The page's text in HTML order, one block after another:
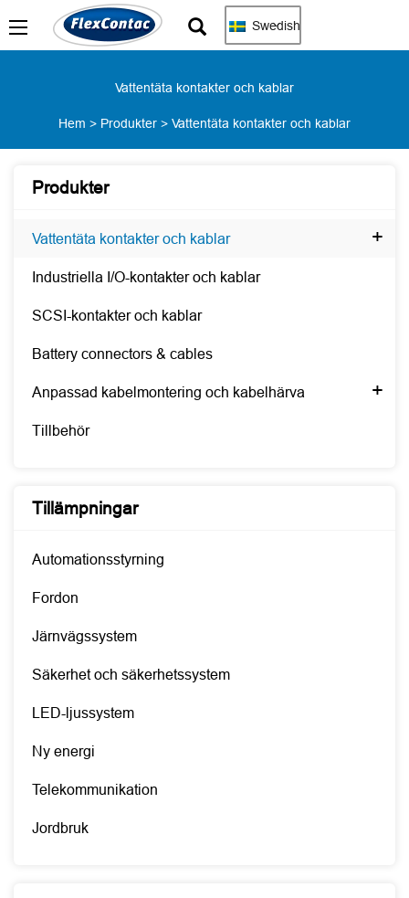
Swedish
Vattentäta kontakter och kablar
Hem > Produkter > Vattentäta kontakter och kablar
Produkter
Vattentäta kontakter och kablar +
Industriella I/O-kontakter och kablar
SCSI-kontakter och kablar
Battery connectors & cables
Anpassad kabelmontering och kabelhärva +
Tillbehör
Tillämpningar
Automationsstyrning
Fordon
Järnvägssystem
Säkerhet och säkerhetssystem
LED-ljussystem
Ny energi
Telekommunikation
Jordbruk